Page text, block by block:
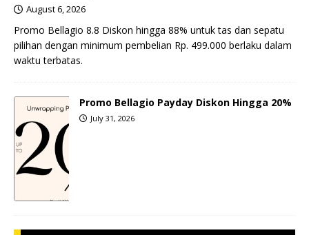
August 6, 2026
Promo Bellagio 8.8 Diskon hingga 88% untuk tas dan sepatu
pilihan dengan minimum pembelian Rp. 499.000 berlaku dalam
waktu terbatas.
Promo Bellagio Payday Diskon Hingga 20%
July 31, 2026